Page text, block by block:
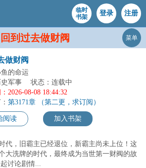
临时
书架
登录 注册
回到过去做财阀 菜单
做财阀
的命运
军事
状态：连载中
2026-08-08 18:44:32
第3171章 （第二更，求订阅）
阅读 加入书架
代，旧霸主已经退位，新霸主尚未上位！这
大洗牌的时代，最终成为当世第一财阀的故
讨论剧情...